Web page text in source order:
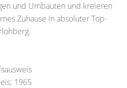
und Umbauten und kreieren
Zuhause in absoluter Top-
1965